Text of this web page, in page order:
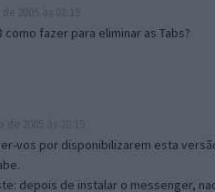
fazer para eliminar as Tabs?
vos por disponibilizarem esta
depois de instalar o messenger,